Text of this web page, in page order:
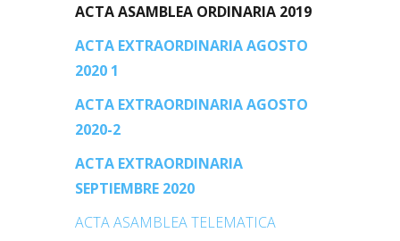
ACTA ASAMBLEA ORDINARIA 2019
ACTA EXTRAORDINARIA AGOSTO
2020 1
ACTA EXTRAORDINARIA AGOSTO
2020-2
ACTA EXTRAORDINARIA
SEPTIEMBRE 2020
ACTA ASAMBLEA TELEMATICA